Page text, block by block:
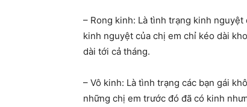
– Rong kinh: Là tình trạng kinh
kinh nguyệt của chị em chỉ kéo dài
dài tới cả tháng.
– Vô kinh: Là tình trạng các bạn gái
những chị em trước đó đã có kinh